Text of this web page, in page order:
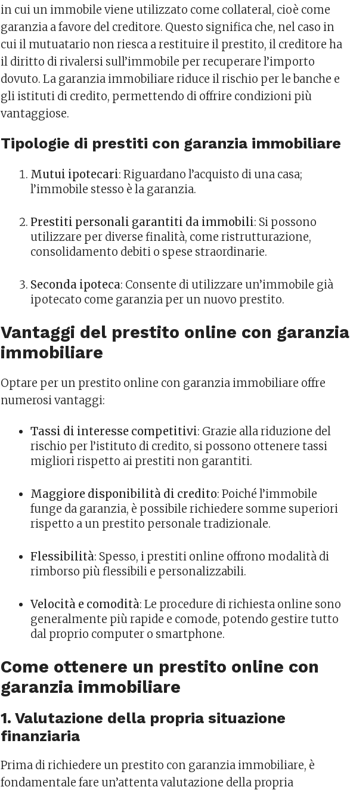
in cui un immobile viene utilizzato come collateral, cioè come
garanzia a favore del creditore. Questo significa che, nel caso in
cui il mutuatario non riesca a restituire il prestito, il creditore ha
il diritto di rivalersi sull’immobile per recuperare l’importo
dovuto. La garanzia immobiliare riduce il rischio per le banche e
gli istituti di credito, permettendo di offrire condizioni più
vantaggiose.
Tipologie di prestiti con garanzia immobiliare
Mutui ipotecari: Riguardano l’acquisto di una casa;
l’immobile stesso è la garanzia.
Prestiti personali garantiti da immobili: Si possono
utilizzare per diverse finalità, come ristrutturazione,
consolidamento debiti o spese straordinarie.
Seconda ipoteca: Consente di utilizzare un’immobile già
ipotecato come garanzia per un nuovo prestito.
Vantaggi del prestito online con garanzia
immobiliare
Optare per un prestito online con garanzia immobiliare offre
numerosi vantaggi:
Tassi di interesse competitivi: Grazie alla riduzione del
rischio per l’istituto di credito, si possono ottenere tassi
migliori rispetto ai prestiti non garantiti.
Maggiore disponibilità di credito: Poiché l’immobile
funge da garanzia, è possibile richiedere somme superiori
rispetto a un prestito personale tradizionale.
Flessibilità: Spesso, i prestiti online offrono modalità di
rimborso più flessibili e personalizzabili.
Velocità e comodità: Le procedure di richiesta online sono
generalmente più rapide e comode, potendo gestire tutto
dal proprio computer o smartphone.
Come ottenere un prestito online con
garanzia immobiliare
1. Valutazione della propria situazione
finanziaria
Prima di richiedere un prestito con garanzia immobiliare, è
fondamentale fare un’attenta valutazione della propria